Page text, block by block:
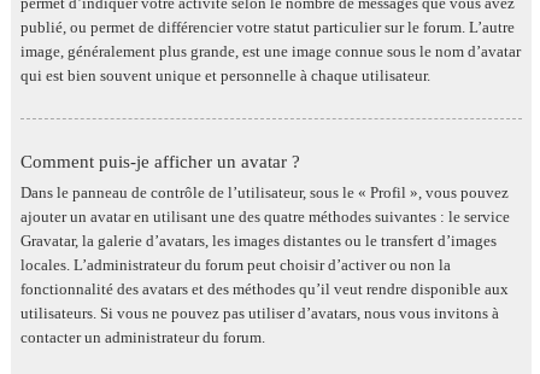
publié, ou permet de différencier votre statut particulier sur le forum. L’autre
image, généralement plus grande, est une image connue sous le nom d’avatar
qui est bien souvent unique et personnelle à chaque utilisateur.
Comment puis-je afficher un avatar ?
Dans le panneau de contrôle de l’utilisateur, sous le « Profil », vous pouvez
ajouter un avatar en utilisant une des quatre méthodes suivantes : le service
Gravatar, la galerie d’avatars, les images distantes ou le transfert d’images
locales. L’administrateur du forum peut choisir d’activer ou non la
fonctionnalité des avatars et des méthodes qu’il veut rendre disponible aux
utilisateurs. Si vous ne pouvez pas utiliser d’avatars, nous vous invitons à
contacter un administrateur du forum.